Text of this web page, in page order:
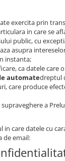
exercita prin
in care se
public, cu
asupra
instanta;
ca datele care
automatedreptul
care produce
a
care datele cu
de email: